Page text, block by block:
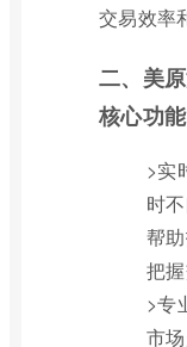
交易效率
二、美
核心功能
>实
时
帮
把握
>专
市